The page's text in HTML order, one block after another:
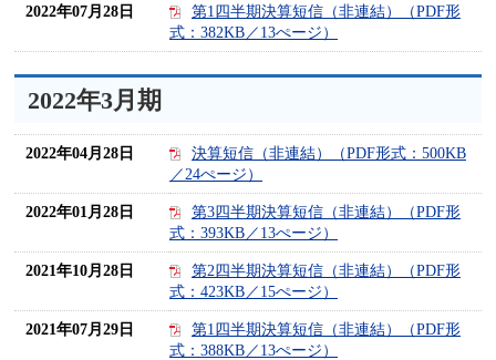
2022年07月28日
第1四半期決算短信（非連結）（PDF形
式：382KB／13ぺージ）
2022年3月期
2022年04月28日
決算短信（非連結）（PDF形式：500KB
／24ぺージ）
2022年01月28日
第3四半期決算短信（非連結）（PDF形
式：393KB／13ぺージ）
2021年10月28日
第2四半期決算短信（非連結）（PDF形
式：423KB／15ぺージ）
2021年07月29日
第1四半期決算短信（非連結）（PDF形
式：388KB／13ぺージ）